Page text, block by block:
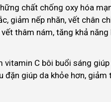
chất chống oxy hóa
giảm nếp nhăn, vết chân
thâm nám, tăng khả
vitamin C bôi buổi sáng
đặn giúp da khỏe hơn,